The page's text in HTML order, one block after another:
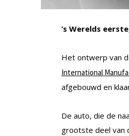
’s Werelds
Het ontwerp van
International
afgebouwd en
De auto, die de
grootste deel van